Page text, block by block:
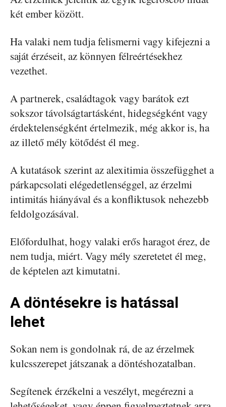
két ember között.
Ha valaki nem tudja felismerni vagy kifejezni a
saját érzéseit, az könnyen félreértésekhez
vezethet.
A partnerek, családtagok vagy barátok ezt
sokszor távolságtartásként, hidegségként vagy
érdektelenségként értelmezik, még akkor is, ha
az illető mély kötődést él meg.
A kutatások szerint az alexitimia összefügghet a
párkapcsolati elégedetlenséggel, az érzelmi
intimitás hiányával és a konfliktusok nehezebb
feldolgozásával.
Előfordulhat, hogy valaki erős haragot érez, de
nem tudja, miért. Vagy mély szeretetet él meg,
de képtelen azt kimutatni.
A döntésekre is hatással
lehet
Sokan nem is gondolnak rá, de az érzelmek
kulcsszerepet játszanak a döntéshozatalban.
Segítenek érzékelni a veszélyt, megérezni a